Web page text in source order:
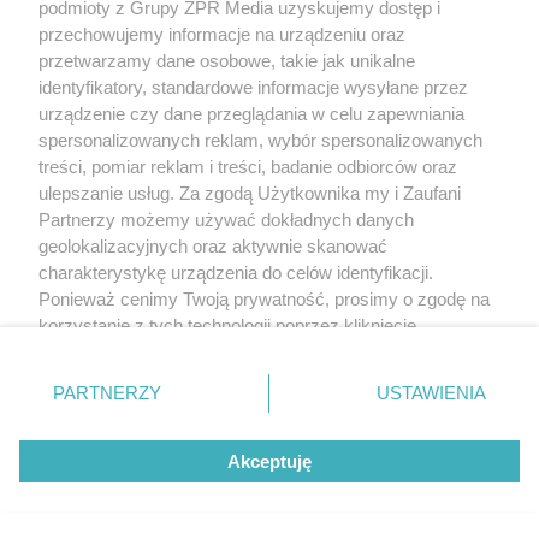
na chorobę jelita
REDAKTOR NACZELNA
POLECA
podmioty z Grupy ZPR Media uzyskujemy dostęp i
przechowujemy informacje na urządzeniu oraz
przetwarzamy dane osobowe, takie jak unikalne
identyfikatory, standardowe informacje wysyłane przez
urządzenie czy dane przeglądania w celu zapewniania
spersonalizowanych reklam, wybór spersonalizowanych
treści, pomiar reklam i treści, badanie odbiorców oraz
ulepszanie usług. Za zgodą Użytkownika my i Zaufani
Partnerzy możemy używać dokładnych danych
geolokalizacyjnych oraz aktywnie skanować
charakterystykę urządzenia do celów identyfikacji.
Ponieważ cenimy Twoją prywatność, prosimy o zgodę na
korzystanie z tych technologii poprzez kliknięcie
zmienić/wycofać klikając przycisk ustawień prywatności
znajdujący się w lewym dolnym rogu strony
rodzaje przetwarzania danych nie wymagają zgody
użytkownika, ale masz prawo sprzeciwić się takiemu
przetwarzaniu. Preferencje będą miały zastosowanie tylko
PARTNERZY USTAWIENIA
Akceptuję